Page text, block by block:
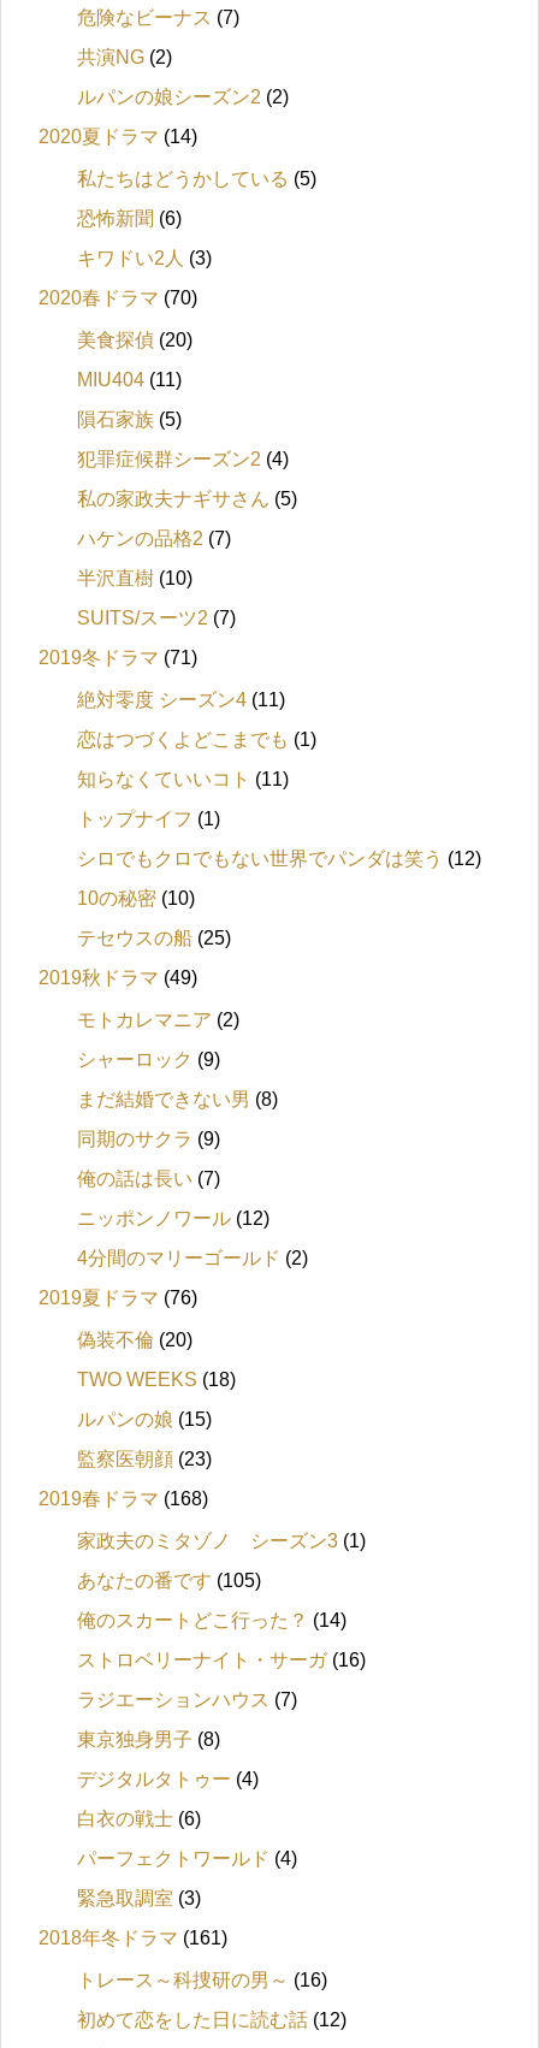
危険なビーナス (7)
共演NG (2)
ルパンの娘シーズン2 (2)
2020夏ドラマ (14)
私たちはどうかしている (5)
恐怖新聞 (6)
キワドい2人 (3)
2020春ドラマ (70)
美食探偵 (20)
MIU404 (11)
隕石家族 (5)
犯罪症候群シーズン2 (4)
私の家政夫ナギサさん (5)
ハケンの品格2 (7)
半沢直樹 (10)
SUITS/スーツ2 (7)
2019冬ドラマ (71)
絶対零度 シーズン4 (11)
恋はつづくよどこまでも (1)
知らなくていいコト (11)
トップナイフ (1)
シロでもクロでもない世界でパンダは笑う (12)
10の秘密 (10)
テセウスの船 (25)
2019秋ドラマ (49)
モトカレマニア (2)
シャーロック (9)
まだ結婚できない男 (8)
同期のサクラ (9)
俺の話は長い (7)
ニッポンノワール (12)
4分間のマリーゴールド (2)
2019夏ドラマ (76)
偽装不倫 (20)
TWO WEEKS (18)
ルパンの娘 (15)
監察医朝顔 (23)
2019春ドラマ (168)
家政夫のミタゾノ シーズン3 (1)
あなたの番です (105)
俺のスカートどこ行った？ (14)
ストロベリーナイト・サーガ(16)
ラジエーションハウス (7)
東京独身男子 (8)
デジタルタトゥー (4)
白衣の戦士 (6)
パーフェクトワールド (4)
緊急取調室 (3)
2018年冬ドラマ (161)
トレース～科捜研の男～ (16)
初めて恋をした日に読む話 (12)